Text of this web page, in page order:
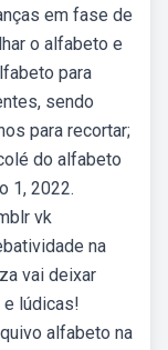
em fase de
o alfabeto e
para
sendo
para recortar;
do alfabeto
1, 2022.
vk
na
vai deixar
lúdicas!
alfabeto na